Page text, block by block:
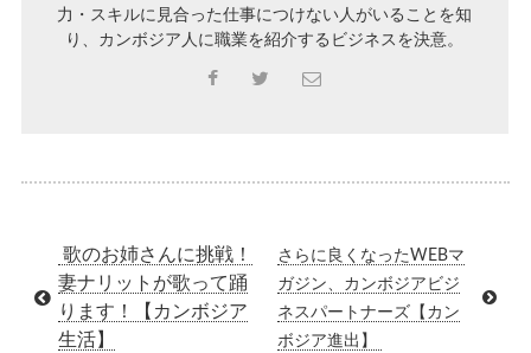
力・スキルに見合った仕事につけない人がいることを知
り、カンボジア人に職業を紹介するビジネスを決意。
歌のお姉さんに挑戦！
妻ナリットが歌って踊
ります！【カンボジア
生活】
さらに良くなったWEBマ
ガジン、カンボジアビジ
ネスパートナーズ【カン
ボジア進出】